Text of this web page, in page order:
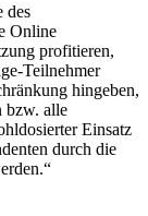
des
Online
profitieren,
Teilnehmer
hingeben,
bzw. alle
Einsatz
durch die